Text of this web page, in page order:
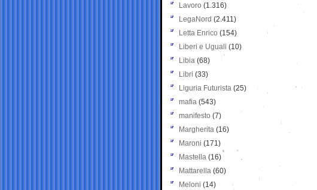
Lavoro (1.316)
LegaNord (2.411)
Letta Enrico (154)
Liberi e Uguali (10)
Libia (68)
Libri (33)
Liguria Futurista (25)
mafia (543)
manifesto (7)
Margherita (16)
Maroni (171)
Mastella (16)
Mattarella (60)
Meloni (14)